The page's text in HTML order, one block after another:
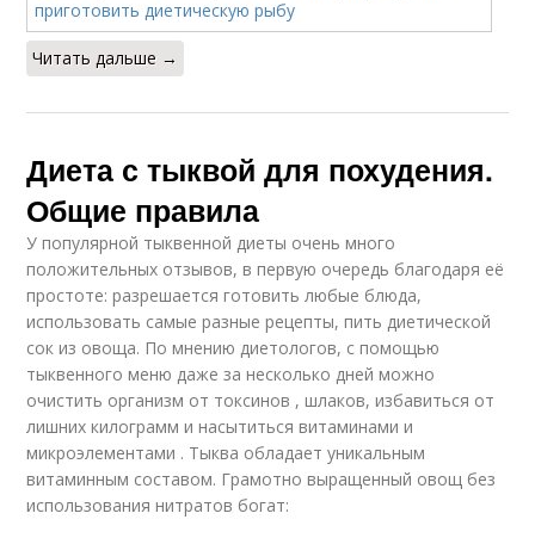
Читать дальше →
Диета с тыквой для похудения.
Общие правила
У популярной тыквенной диеты очень много
положительных отзывов, в первую очередь благодаря её
простоте: разрешается готовить любые блюда,
использовать самые разные рецепты, пить диетической
сок из овоща. По мнению диетологов, с помощью
тыквенного меню даже за несколько дней можно
очистить организм от токсинов , шлаков, избавиться от
лишних килограмм и насытиться витаминами и
микроэлементами . Тыква обладает уникальным
витаминным составом. Грамотно выращенный овощ без
использования нитратов богат: